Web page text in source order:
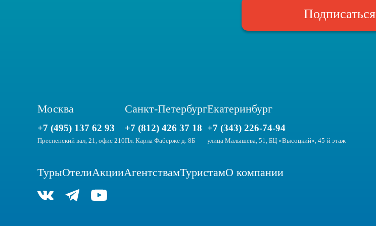
Подписаться
Москва
+7 (495) 137 62 93
Пресненский вал, 21, офис 210
Санкт-Петербург
+7 (812) 426 37 18
Пл. Карла Фаберже д. 8Б
Екатеринбург
+7 (343) 226-74-94
улица Малышева, 51, БЦ «Высоцкий», 45-й этаж
ТурыОтелиАкцииАгентствамТуристамО компании